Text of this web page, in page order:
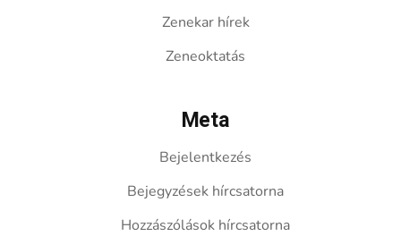
Zenekar hírek
Zeneoktatás
Meta
Bejelentkezés
Bejegyzések hírcsatorna
Hozzászólások hírcsatorna